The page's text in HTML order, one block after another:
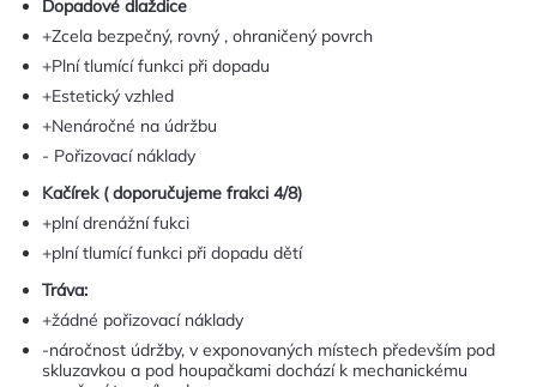
Dopadové dlaždice
+Zcela bezpečný, rovný , ohraničený povrch
+Plní tlumící funkci při dopadu
+Estetický vzhled
+Nenáročné na údržbu
- Pořizovací náklady
Kačírek ( doporučujeme frakci 4/8)
+plní drenážní fukci
+plní tlumící funkci při dopadu dětí
Tráva:
+žádné pořizovací náklady
-náročnost údržby, v exponovaných místech především pod
skluzavkou a pod houpačkami dochází k mechanickému